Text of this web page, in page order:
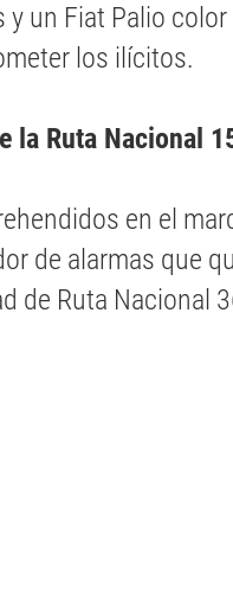
un Fiat Palio
los ilícitos.
la Ruta Nacional
en el
de alarmas que
de Ruta Nacional